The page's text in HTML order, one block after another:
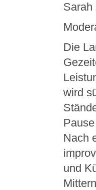
Sarah
Die
wird
Nach
und